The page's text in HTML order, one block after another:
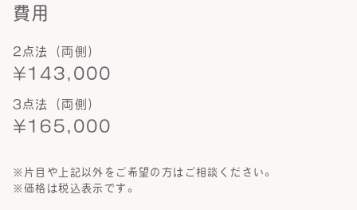
費用
2点法（両側）
¥143,000
3点法（両側）
¥165,000
※片目や上記以外をご希望の方はご相談ください。
※価格は税込表示です。